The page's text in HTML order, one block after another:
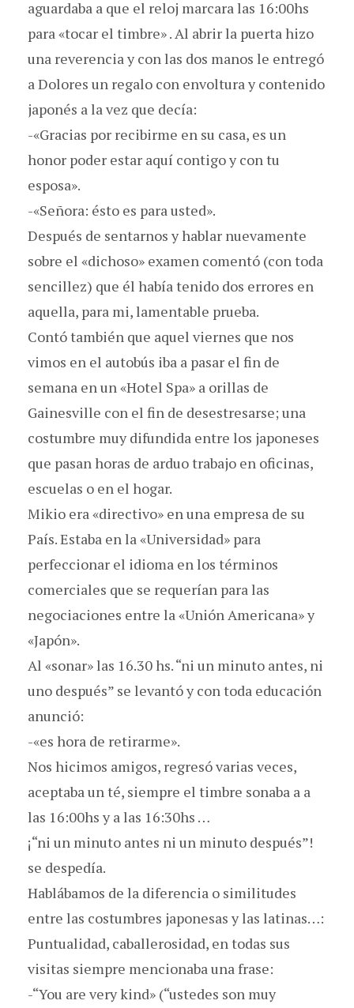
aguardaba a que el reloj marcara las 16:00hs
para «tocar el timbre» . Al abrir la puerta hizo
una reverencia y con las dos manos le entregó
a Dolores un regalo con envoltura y contenido
japonés a la vez que decía:
-«Gracias por recibirme en su casa, es un
honor poder estar aquí contigo y con tu
esposa».
-«Señora: ésto es para usted».
Después de sentarnos y hablar nuevamente
sobre el «dichoso» examen comentó (con toda
sencillez) que él había tenido dos errores en
aquella, para mi, lamentable prueba.
Contó también que aquel viernes que nos
vimos en el autobús iba a pasar el fin de
semana en un «Hotel Spa» a orillas de
Gainesville con el fin de desestresarse; una
costumbre muy difundida entre los japoneses
que pasan horas de arduo trabajo en oficinas,
escuelas o en el hogar.
Mikio era «directivo» en una empresa de su
País. Estaba en la «Universidad» para
perfeccionar el idioma en los términos
comerciales que se requerían para las
negociaciones entre la «Unión Americana» y
«Japón».
Al «sonar» las 16.30 hs. “ni un minuto antes, ni
uno después” se levantó y con toda educación
anunció:
-«es hora de retirarme».
Nos hicimos amigos, regresó varias veces,
aceptaba un té, siempre el timbre sonaba a a
las 16:00hs y a las 16:30hs …
¡“ni un minuto antes ni un minuto después”!
se despedía.
Hablábamos de la diferencia o similitudes
entre las costumbres japonesas y las latinas…:
Puntualidad, caballerosidad, en todas sus
visitas siempre mencionaba una frase:
-“You are very kind» (“ustedes son muy